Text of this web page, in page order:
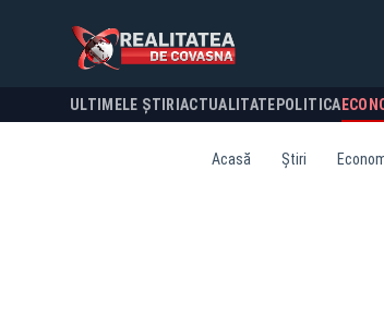
ULTIMELE ȘTIRI ACTUALITATE POLITICA
Acasă Știri